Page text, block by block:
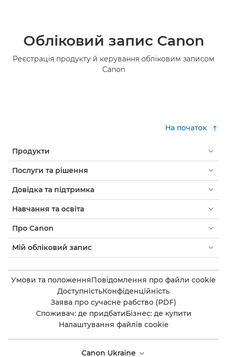
Обліковий запис Canon
Реєстрація продукту й керування обліковим записом
Canon
На початок
Продукти
Послуги та рішення
Довідка та підтримка
Навчання та освіта
Про Canon
Мій обліковий запис
Умови та положенняПовідомлення про файли cookie
ДоступністьКонфіденційність
Заява про сучасне рабство (PDF)
Споживач: де придбатиБізнес: де купити
Налаштування файлів cookie
Canon Ukraine